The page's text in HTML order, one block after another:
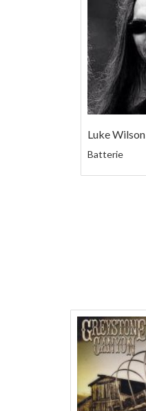
Luke Wilson
Batterie